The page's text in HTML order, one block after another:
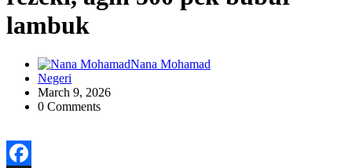
lambuk
Nana Mohamad
Negeri
March 9, 2026
0 Comments